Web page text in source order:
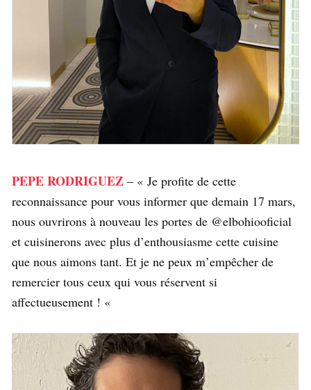
PEPE RODRIGUEZ – « Je profite de cette
reconnaissance pour vous informer que demain 17 mars,
nous ouvrirons à nouveau les portes de @elbohiooficial
et cuisinerons avec plus d’enthousiasme cette cuisine
que nous aimons tant. Et je ne peux m’empêcher de
remercier tous ceux qui vous réservent si
affectueusement ! «